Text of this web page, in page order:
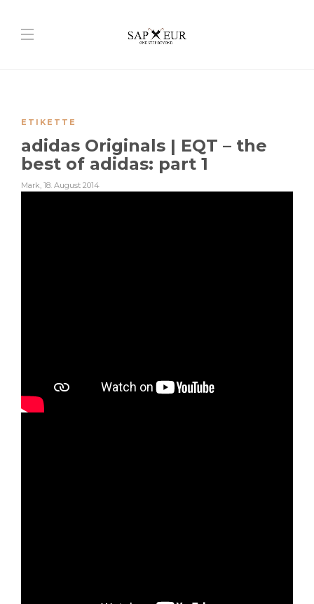
ETIKETTE
adidas Originals | EQT – the
best of adidas: part 1
Mark, 18. August 2014